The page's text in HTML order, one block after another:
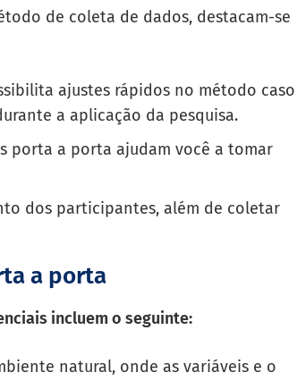
de coleta de dados, destacam-se
ajustes rápidos no método caso
a aplicação da pesquisa.
porta a porta ajudam você a tomar
dos participantes, além de coletar
a porta
incluem o seguinte:
natural, onde as variáveis ​​e o